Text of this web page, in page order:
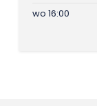
wo 16:00